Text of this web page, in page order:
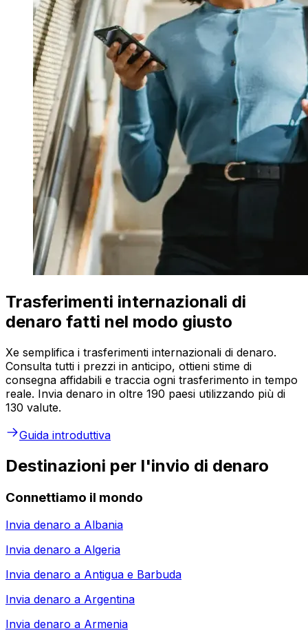
Trasferimenti internazionali di
denaro fatti nel modo giusto
Xe semplifica i trasferimenti internazionali di denaro.
Consulta tutti i prezzi in anticipo, ottieni stime di
consegna affidabili e traccia ogni trasferimento in tempo
reale. Invia denaro in oltre 190 paesi utilizzando più di
130 valute.
Guida introduttiva
Destinazioni per l'invio di denaro
Connettiamo il mondo
Invia denaro a Albania
Invia denaro a Algeria
Invia denaro a Antigua e Barbuda
Invia denaro a Argentina
Invia denaro a Armenia